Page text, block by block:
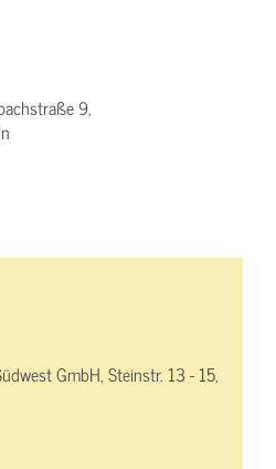
9,
GmbH, Steinstr. 13 - 15,